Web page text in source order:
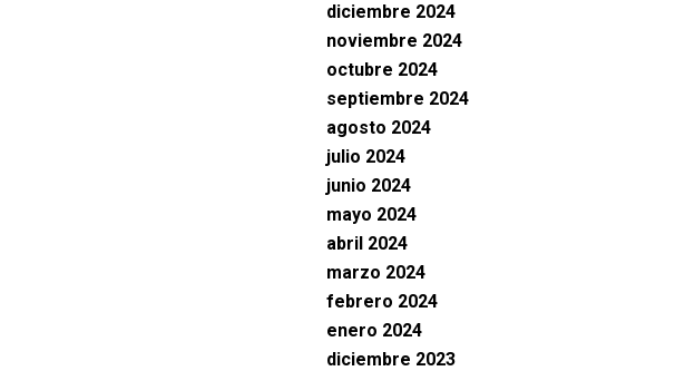
diciembre 2024
noviembre 2024
octubre 2024
septiembre 2024
agosto 2024
julio 2024
junio 2024
mayo 2024
abril 2024
marzo 2024
febrero 2024
enero 2024
diciembre 2023